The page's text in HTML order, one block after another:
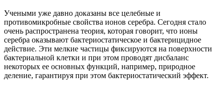
Учеными уже давно доказаны все целебные и
противомикробные свойства ионов серебра. Сегодня стало
очень распространена теория, которая говорит, что ионы
серебра оказывают бактериостатическое и бактерицидное
действие. Эти мелкие частицы фиксируются на поверхности
бактериальной клетки и при этом проводят дисбаланс
некоторых ее основных функций, например, природное
деление, гарантируя при этом бактериостатический эффект.